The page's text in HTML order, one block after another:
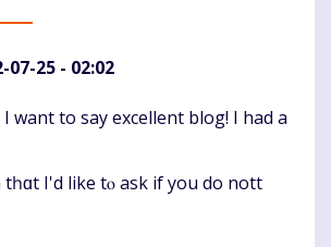
07-25 - 02:02
I want to say excellent blog! І had a
I'd like tⲟ ask if уou do nott